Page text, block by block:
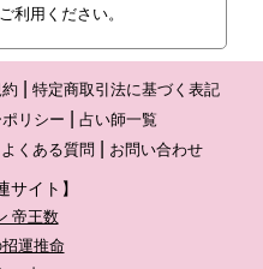
利用ください。
特定商取引法に基づく表記
リシー
占い師一覧
よくある質問 お問い合わせ
サイト】
帝王数
運推命